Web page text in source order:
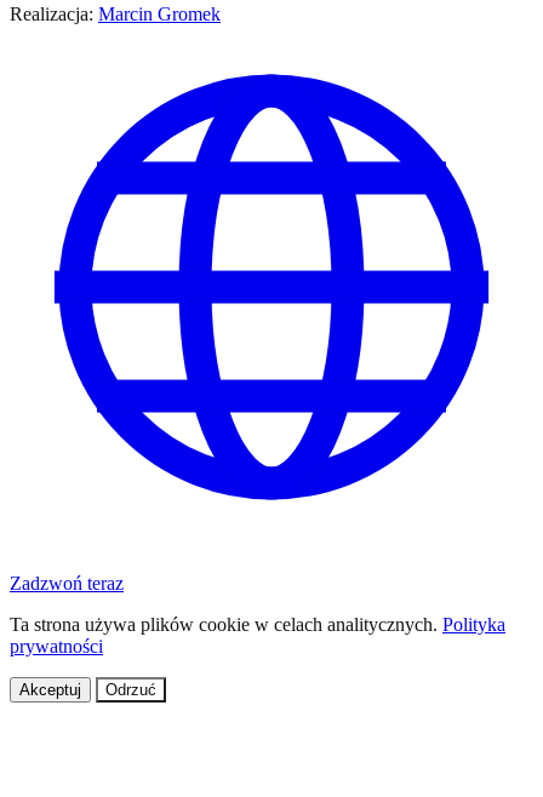
Realizacja: Marcin Gromek
Zadzwoń teraz
Ta strona używa plików cookie w celach analitycznych. Polityka
prywatności
Akceptuj Odrzuć